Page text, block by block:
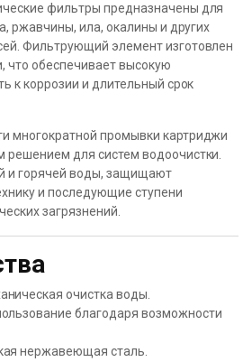
фильтры предназначены для
ржавчины, ила, окалины и других
Фильтрующий элемент изготовлен
обеспечивает высокую
к коррозии и длительный срок
многократной промывки картриджи
для систем водоочистки.
и горячей воды, защищают
и последующие ступени
загрязнений.
очистка воды.
благодаря возможности
нержавеющая сталь.